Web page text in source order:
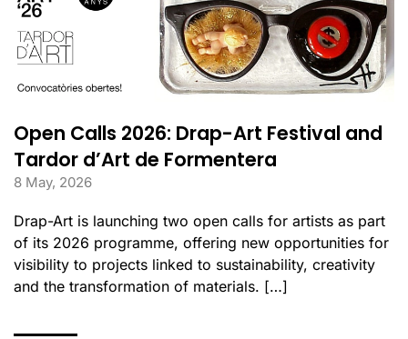
Open Calls 2026: Drap-Art Festival and
Tardor d’Art de Formentera
8 May, 2026
Drap-Art is launching two open calls for artists as part
of its 2026 programme, offering new opportunities for
visibility to projects linked to sustainability, creativity
and the transformation of materials. […]